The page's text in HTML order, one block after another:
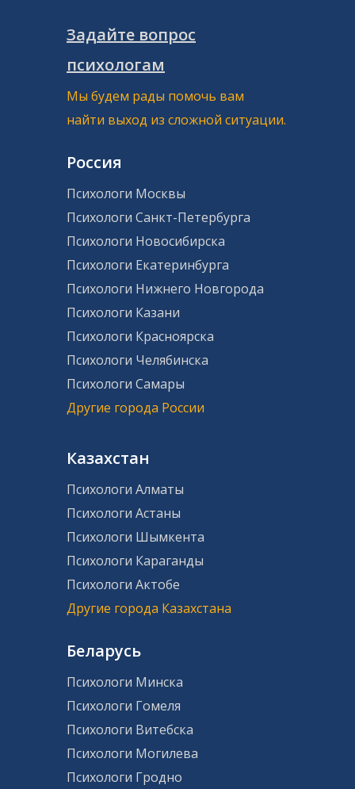
Задайте вопрос
психологам
Мы будем рады помочь вам
найти выход из сложной ситуации.
Россия
Психологи Москвы
Психологи Санкт-Петербурга
Психологи Новосибирска
Психологи Екатеринбурга
Психологи Нижнего Новгорода
Психологи Казани
Психологи Красноярска
Психологи Челябинска
Психологи Самары
Другие города России
Казахстан
Психологи Алматы
Психологи Астаны
Психологи Шымкента
Психологи Караганды
Психологи Актобе
Другие города Казахстана
Беларусь
Психологи Минска
Психологи Гомеля
Психологи Витебска
Психологи Могилева
Психологи Гродно